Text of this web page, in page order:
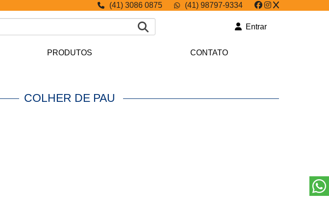
(41) 3086 0875 (41) 98797-9334
Entrar
PRODUTOS CONTATO
COLHER DE PAU